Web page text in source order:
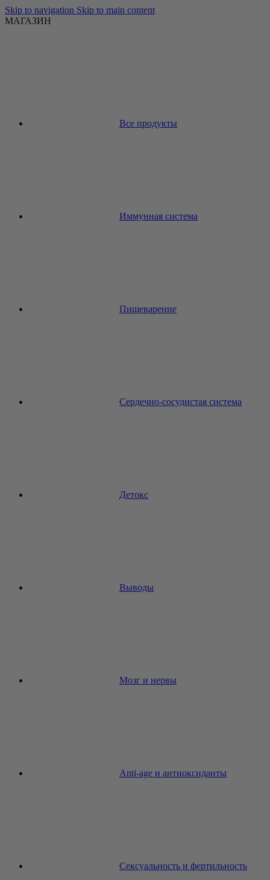
Skip to navigation Skip to main content
МАГАЗИН
Все продукты
Иммунная система
Пищеварение
Сердечно-сосудистая система
Детокс
Выводы
Мозг и нервы
Anti-age и антиоксиданты
Сексуальность и фертильность